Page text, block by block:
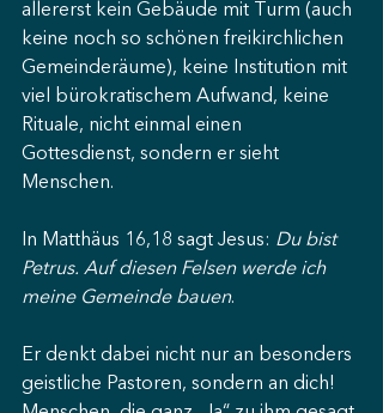
allererst kein Gebäude mit Turm (auch
keine noch so schönen freikirchlichen
Gemeinderäume), keine Institution mit
viel bürokratischem Aufwand, keine
Rituale, nicht einmal einen
Gottesdienst, sondern er sieht
Menschen.
In Matthäus 16,18 sagt Jesus: Du bist
Petrus. Auf diesen Felsen werde ich
meine Gemeinde bauen.
Er denkt dabei nicht nur an besonders
geistliche Pastoren, sondern an dich!